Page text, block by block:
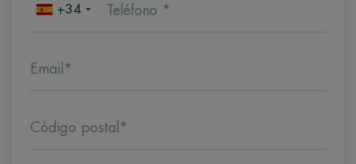
+34 Teléfono *
Email*
Código postal*